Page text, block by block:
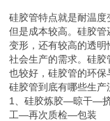
硅胶管特点就是耐温度
但是成本较高。硅胶
变形，还有较高的透
社会生产的需求。硅
也较好，硅胶管的环保
硅胶管到底有哪些生产
1、硅胶炼胶—晾干—
工—再次质检—包装